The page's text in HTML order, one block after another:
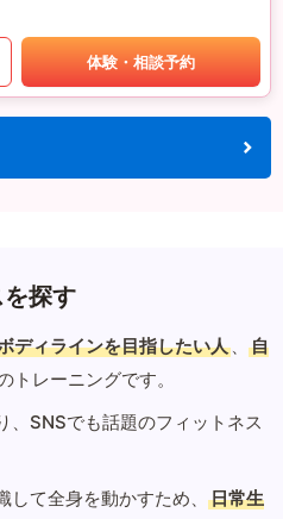
体験・相談予約
探す
ディラインを目指したい人 、
自
トレーニングです。
、SNSでも話題のフィットネス
て全身を動かすため、
日常生